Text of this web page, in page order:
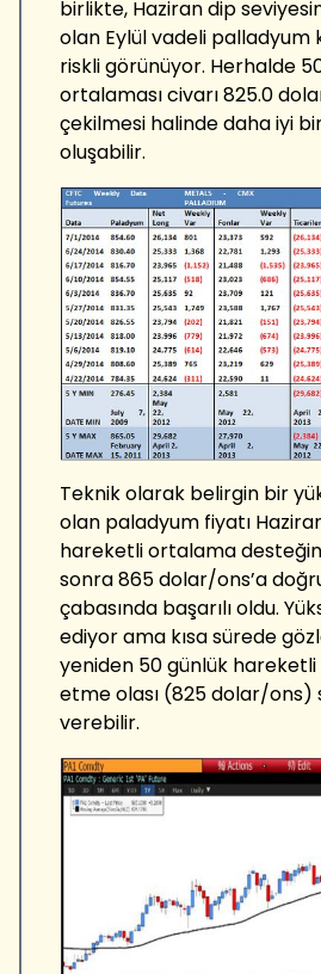
birlikte, Haziran dip
olan Eylül vadeli palladyum
riskli görünüyor. Herhalde
ortalaması civarı 825.0
çekilmesi halinde daha iyi
oluşabilir.
Teknik olarak belirgin bir
olan paladyum fiyatı
hareketli ortalama
sonra 865 dolar/ons’a
çabasında başarılı oldu.
ediyor ama kısa sürede
yeniden 50 günlük hareketli
etme olası (825 dolar/ons)
verebilir.